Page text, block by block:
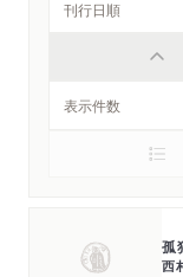
孤
西